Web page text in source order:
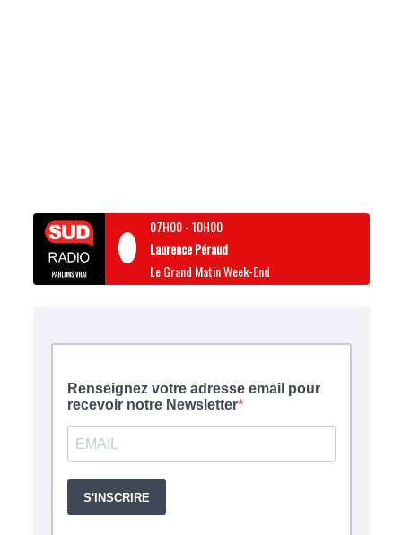
07H00-10H00
Laurence Péraud
Le Grand Matin Week-End